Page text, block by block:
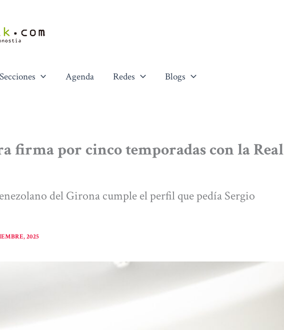
Secciones Agenda Redes Blogs
firma por cinco temporadas con la Real
del Girona cumple el perfil que pedía Sergio
2025